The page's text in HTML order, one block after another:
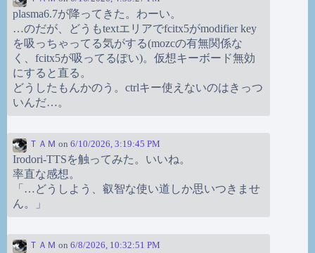
plasma6.7が降ってきた。わーい。
…のだが、どうもtextエリアでfcitx5がmodifier key
を吸っちゃってる気がする(mozcの有無関係な
く、fcitx5が吸ってるぽい)。仮想キーボード無効
にすると直る。
どうしたもんかのう。ctrlキー使えないのはきっつ
いんだ…。
ＴＡＭ on 6/10/2026, 3:19:45 PM
Irodori-TTSを触ってみた。いいね。
率直な感想。
「…どうしよう、叡智な使い道しか思いつきませ
ん。」
ＴＡＭ on 6/8/2026, 10:32:51 PM